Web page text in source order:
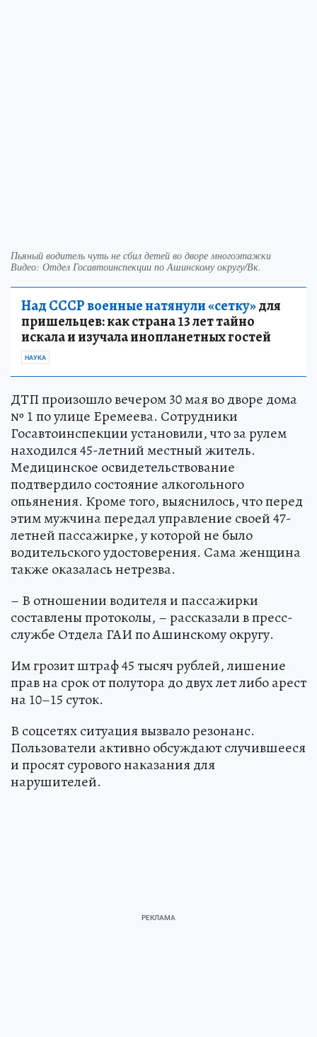
Пьяный водитель чуть не сбил детей во дворе многоэтажки
Видео: Отдел Госавтоинспекции по Ашинскому округу/Вк.
Над СССР военные натянули «сетку»для
пришельцев: как страна 13 лет тайно
искала и изучала инопланетных гостей
НАУКА
ДТП произошло вечером 30 мая во дворе дома
№ 1 по улице Еремеева. Сотрудники
Госавтоинспекции установили, что за рулем
находился 45-летний местный житель.
Медицинское освидетельствование
подтвердило состояние алкогольного
опьянения. Кроме того, выяснилось, что перед
этим мужчина передал управление своей 47-
летней пассажирке, у которой не было
водительского удостоверения. Сама женщина
также оказалась нетрезва.
– В отношении водителя и пассажирки
составлены протоколы, – рассказали в пресс-
службе Отдела ГАИ по Ашинскому округу.
Им грозит штраф 45 тысяч рублей, лишение
прав на срок от полутора до двух лет либо арест
на 10–15 суток.
В соцсетях ситуация вызвало резонанс.
Пользователи активно обсуждают случившееся
и просят сурового наказания для
нарушителей.